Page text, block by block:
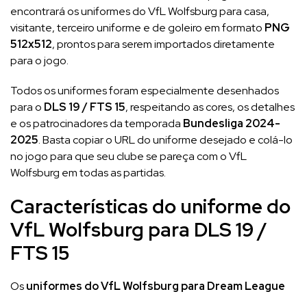
encontrará os uniformes do VfL Wolfsburg para casa,
visitante, terceiro uniforme e de goleiro em formato PNG
512x512, prontos para serem importados diretamente
para o jogo.
Todos os uniformes foram especialmente desenhados
para o DLS 19 / FTS 15, respeitando as cores, os detalhes
e os patrocinadores da temporada Bundesliga 2024-
2025. Basta copiar o URL do uniforme desejado e colá-lo
no jogo para que seu clube se pareça com o VfL
Wolfsburg em todas as partidas.
Características do uniforme do
VfL Wolfsburg para DLS 19 /
FTS 15
Osuniformes do VfL Wolfsburg para Dream League